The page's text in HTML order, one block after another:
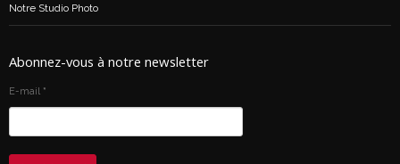
Notre Studio Photo
Abonnez-vous à notre newsletter
E-mail *